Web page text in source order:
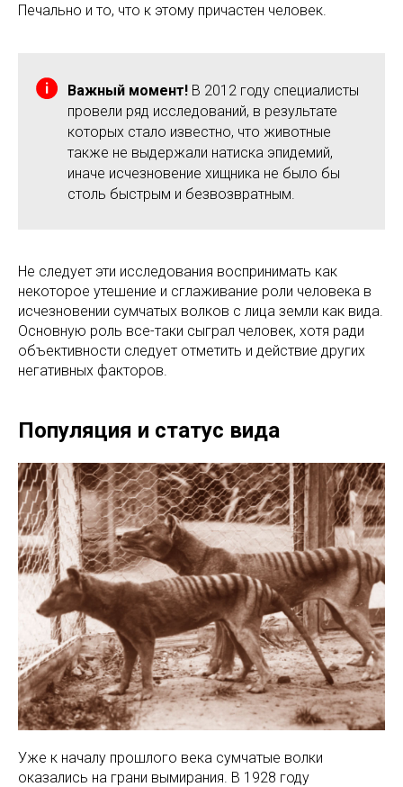
Печально и то, что к этому причастен человек.
Важный момент! В 2012 году специалисты
провели ряд исследований, в результате
которых стало известно, что животные
также не выдержали натиска эпидемий,
иначе исчезновение хищника не было бы
столь быстрым и безвозвратным.
Не следует эти исследования воспринимать как
некоторое утешение и сглаживание роли человека в
исчезновении сумчатых волков с лица земли как вида.
Основную роль все-таки сыграл человек, хотя ради
объективности следует отметить и действие других
негативных факторов.
Популяция и статус вида
Уже к началу прошлого века сумчатые волки
оказались на грани вымирания. В 1928 году